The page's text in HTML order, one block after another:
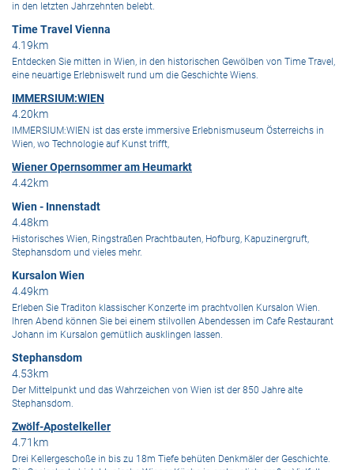
in den letzten Jahrzehnten belebt.
Time Travel Vienna
4.19km
Entdecken Sie mitten in Wien, in den historischen Gewölben von Time Travel,
eine neuartige Erlebniswelt rund um die Geschichte Wiens.
IMMERSIUM:WIEN
4.20km
IMMERSIUM:WIEN ist das erste immersive Erlebnismuseum Österreichs in
Wien, wo Technologie auf Kunst trifft,
Wiener Opernsommer am Heumarkt
4.42km
Wien - Innenstadt
4.48km
Historisches Wien, Ringstraßen Prachtbauten, Hofburg, Kapuzinergruft,
Stephansdom und vieles mehr.
Kursalon Wien
4.49km
Erleben Sie Traditon klassischer Konzerte im prachtvollen Kursalon Wien.
Ihren Abend können Sie bei einem stilvollen Abendessen im Cafe Restaurant
Johann im Kursalon gemütlich ausklingen lassen.
Stephansdom
4.53km
Der Mittelpunkt und das Wahrzeichen von Wien ist der 850 Jahre alte
Stephansdom.
Zwölf-Apostelkeller
4.71km
Drei Kellergeschoße in bis zu 18m Tiefe behüten Denkmäler der Geschichte.